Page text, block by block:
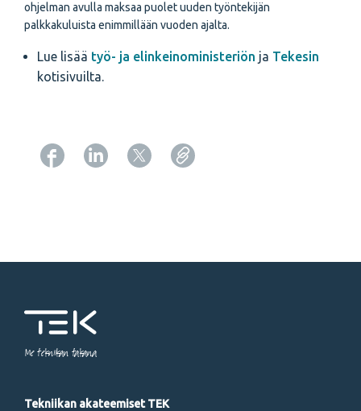
ohjelman avulla maksaa puolet uuden työntekijän
palkkakuluista enimmillään vuoden ajalta.
Lue lisää työ- ja elinkeinoministeriön ja Tekesin
kotisivuilta.
Me tekniikan takana
Tekniikan akateemiset TEK